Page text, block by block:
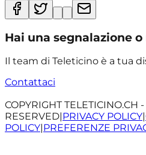
Hai una segnalazione
Il team di Teleticino è a tua
Contattaci
COPYRIGHT TELETICINO.CH
RESERVED|PRIVACY POLICY|
POLICY|PREFERENZE